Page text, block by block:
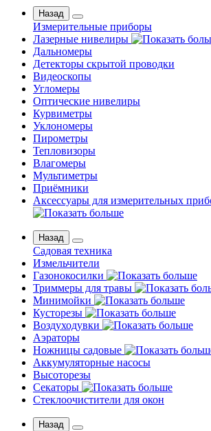
Назад
Измерительные приборы
Лазерные нивелиры
Дальномеры
Детекторы скрытой проводки
Видеоскопы
Угломеры
Оптические нивелиры
Курвиметры
Уклономеры
Пирометры
Тепловизоры
Влагомеры
Мультиметры
Приёмники
Аксессуары для измерительных
Назад
Садовая техника
Измельчители
Газонокосилки
Триммеры для травы
Минимойки
Кусторезы
Воздуходувки
Аэраторы
Ножницы садовые
Аккумуляторные насосы
Высоторезы
Секаторы
Стеклоочистители для окон
Назад